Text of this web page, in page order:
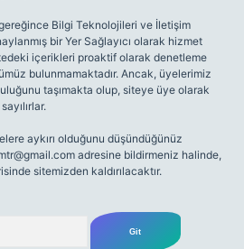
Bilgi Teknolojileri ve İletişim
bir Yer Sağlayıcı olarak hizmet
içerikleri proaktif olarak denetleme
bulunmamaktadır. Ancak, üyelerimiz
taşımakta olup, siteye üye olarak
aykırı olduğunu düşündüğünüz
adresine bildirmeniz halinde,
sitemizden kaldırılacaktır.